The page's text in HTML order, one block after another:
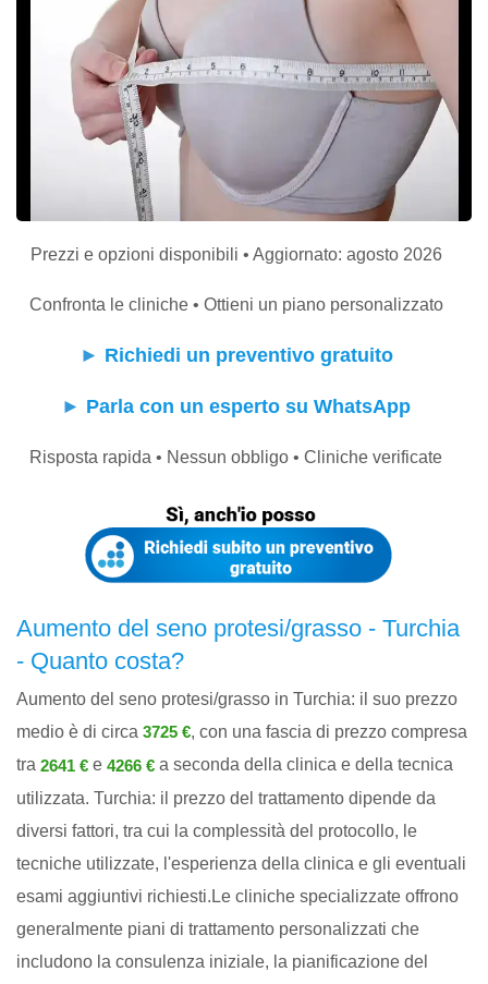
Prezzi e opzioni disponibili • Aggiornato: agosto 2026
Confronta le cliniche • Ottieni un piano personalizzato
► Richiedi un preventivo gratuito
► Parla con un esperto su WhatsApp
Risposta rapida • Nessun obbligo • Cliniche verificate
Aumento del seno protesi/grasso - Turchia
- Quanto costa?
Aumento del seno protesi/grasso in Turchia: il suo prezzo
medio è di circa 3725 €, con una fascia di prezzo compresa
tra 2641 € e 4266 € a seconda della clinica e della tecnica
utilizzata. Turchia: il prezzo del trattamento dipende da
diversi fattori, tra cui la complessità del protocollo, le
tecniche utilizzate, l'esperienza della clinica e gli eventuali
esami aggiuntivi richiesti.Le cliniche specializzate offrono
generalmente piani di trattamento personalizzati che
includono la consulenza iniziale, la pianificazione del